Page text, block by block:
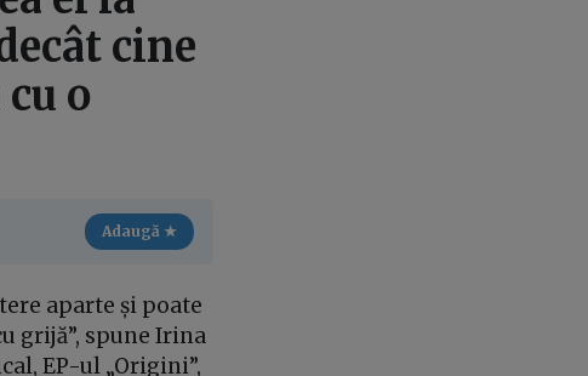
cine
o
Adaugă ★
aparte și poate
grijă”, spune Irina
EP-ul „Origini”,